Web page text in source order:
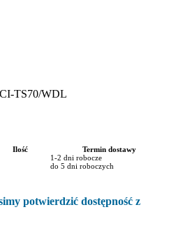
TS70/WDL
Ilość
Termin dostawy
1-2 dni robocze
do 5 dni roboczych
potwierdzić dostępność z